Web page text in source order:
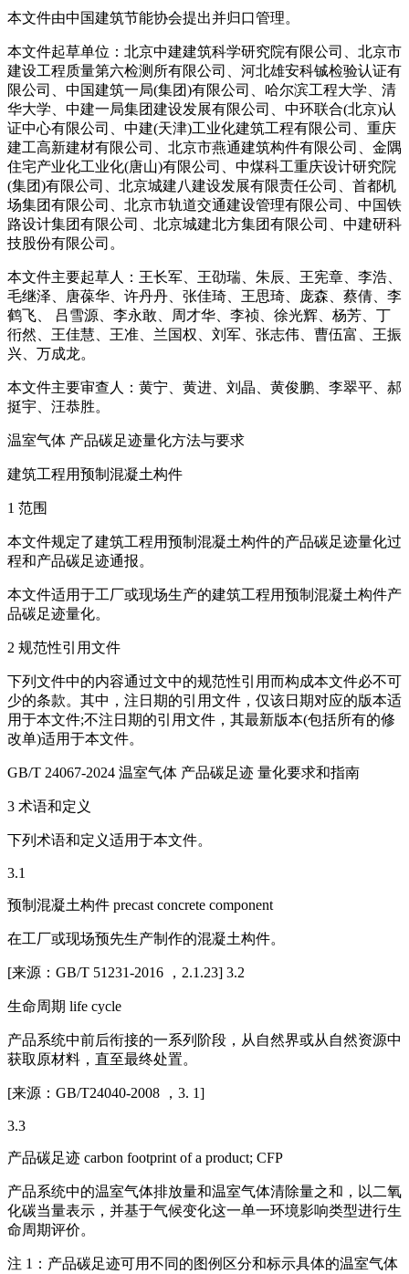
本文件由中国建筑节能协会提出并归口管理。
本文件起草单位：北京中建建筑科学研究院有限公司、北京市
建设工程质量第六检测所有限公司、河北雄安科铖检验认证有
限公司、中国建筑一局(集团)有限公司、哈尔滨工程大学、清
华大学、中建一局集团建设发展有限公司、中环联合(北京)认
证中心有限公司、中建(天津)工业化建筑工程有限公司、重庆
建工高新建材有限公司、北京市燕通建筑构件有限公司、金隅
住宅产业化工业化(唐山)有限公司、中煤科工重庆设计研究院
(集团)有限公司、北京城建八建设发展有限责任公司、首都机
场集团有限公司、北京市轨道交通建设管理有限公司、中国铁
路设计集团有限公司、北京城建北方集团有限公司、中建研科
技股份有限公司。
本文件主要起草人：王长军、王劭瑞、朱辰、王宪章、李浩、
毛继泽、唐葆华、许丹丹、张佳琦、王思琦、庞森、蔡倩、李
鹤飞、 吕雪源、李永敢、周才华、李祯、徐光辉、杨芳、丁
衎然、王佳慧、王准、兰国权、刘军、张志伟、曹伍富、王振
兴、万成龙。
本文件主要审查人：黄宁、黄进、刘晶、黄俊鹏、李翠平、郝
挺宇、汪恭胜。
温室气体 产品碳足迹量化方法与要求
建筑工程用预制混凝土构件
1 范围
本文件规定了建筑工程用预制混凝土构件的产品碳足迹量化过
程和产品碳足迹通报。
本文件适用于工厂或现场生产的建筑工程用预制混凝土构件产
品碳足迹量化。
2 规范性引用文件
下列文件中的内容通过文中的规范性引用而构成本文件必不可
少的条款。其中，注日期的引用文件，仅该日期对应的版本适
用于本文件;不注日期的引用文件，其最新版本(包括所有的修
改单)适用于本文件。
GB/T 24067-2024 温室气体 产品碳足迹 量化要求和指南
3 术语和定义
下列术语和定义适用于本文件。
3.1
预制混凝土构件 precast concrete component
在工厂或现场预先生产制作的混凝土构件。
[来源：GB/T 51231-2016 ，2.1.23] 3.2
生命周期 life cycle
产品系统中前后衔接的一系列阶段，从自然界或从自然资源中
获取原材料，直至最终处置。
[来源：GB/T24040-2008 ，3. 1]
3.3
产品碳足迹 carbon footprint of a product; CFP
产品系统中的温室气体排放量和温室气体清除量之和，以二氧
化碳当量表示，并基于气候变化这一单一环境影响类型进行生
命周期评价。
注 1：产品碳足迹可用不同的图例区分和标示具体的温室气体